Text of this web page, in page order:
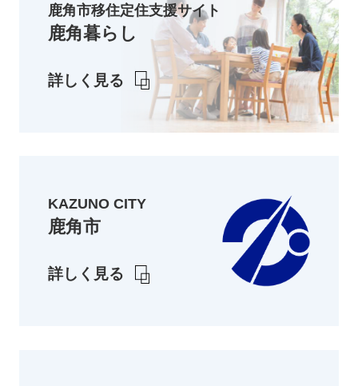
鹿角市移住定住支援サイト
鹿角暮らし
詳しく見る
KAZUNO CITY
鹿角市
詳しく見る